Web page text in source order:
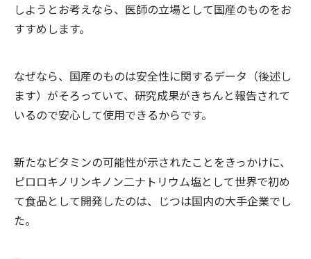
しようとお考えなら、医師の立場として国産のものをお
すすめします。
なぜなら、国産のものは安全性に関するデータ（後述し
ます）がそろっていて、研究成果がきちんと報告されて
いるので安心して使用できるからです。
新たなビタミンの可能性が示されたことをきっかけに、
ピロロキノリンキノン二ナトリウム塩として世界で初め
て食品として開発したのは、じつは国内の大手企業でし
た。